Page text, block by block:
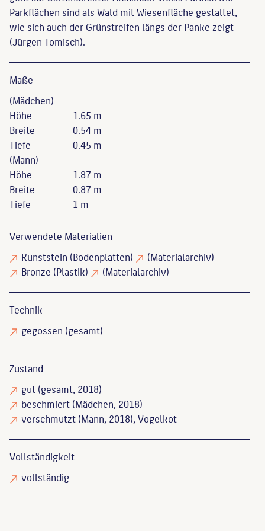
Parkflächen sind als Wald mit Wiesenfläche gestaltet,
wie sich auch der Grünstreifen längs der Panke zeigt
(Jürgen Tomisch).
Maße
(Mädchen)
Höhe
Breite
Tiefe
(Mann)
Höhe
Breite
Tiefe
1.65 m
0.54 m
0.45 m
1.87 m
0.87 m
1 m
Verwendete Materialien
Kunststein (Bodenplatten)
(Materialarchiv)
Bronze (Plastik) (Materialarchiv)
Technik
gegossen (gesamt)
Zustand
gut(gesamt, 2018)
beschmiert(Mädchen, 2018)
verschmutzt(Mann, 2018), Vogelkot
Vollständigkeit
vollständig